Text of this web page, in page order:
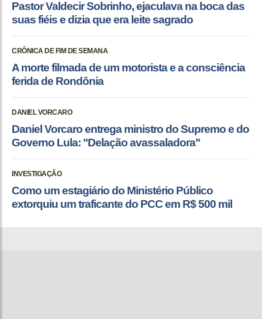
Pastor Valdecir Sobrinho, ejaculava na boca das
suas fiéis e dizia que era leite sagrado
CRÔNICA DE FIM DE SEMANA
A morte filmada de um motorista e a consciência
ferida de Rondônia
DANIEL VORCARO
Daniel Vorcaro entrega ministro do Supremo e do
Governo Lula: "Delação avassaladora"
INVESTIGAÇÃO
Como um estagiário do Ministério Público
extorquiu um traficante do PCC em R$ 500 mil